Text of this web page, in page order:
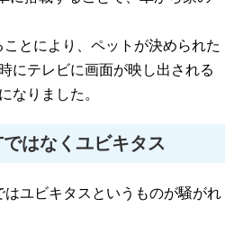
とにより、ペットが決められた
にテレビに画面が映し出される
なりました。
はなくユビキタス
ユビキタスというものが騒がれ